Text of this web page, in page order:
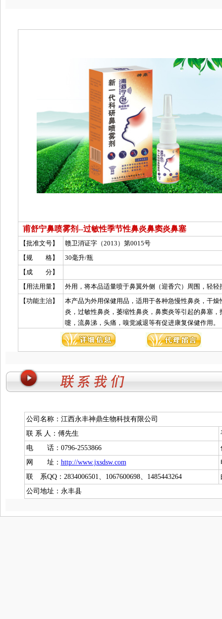
甫舒宁鼻喷雾剂--过敏性季节性鼻炎鼻窦炎鼻塞
【批准文号】
赣卫消证字（2013）第0015号
【规 格】
30毫升/瓶
【成 分】
【用法用量】
【功能主治】
本产品为外用保健用品，适用于各种急慢性鼻炎，干燥
炎，过敏性鼻炎，萎缩性鼻炎，鼻窦炎等引起的鼻塞，
嚏，流鼻涕，头痛，嗅觉减退等有促进康复保健作用。
公司名称：江西永丰神鼎生物科技有限公司
联 系 人：傅先生
电 话：0796-2553866
网 址： http://www.jxsdsw.com
联 系QQ：2834006501、1067600698、1485443264
公司地址：永丰县